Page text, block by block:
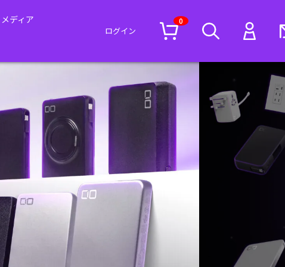
メディア
ログイン
0